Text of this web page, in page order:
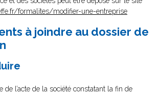
formalites/modifier-une-entreprise
à joindre au dossier de
de l’acte de la société constatant la fin de